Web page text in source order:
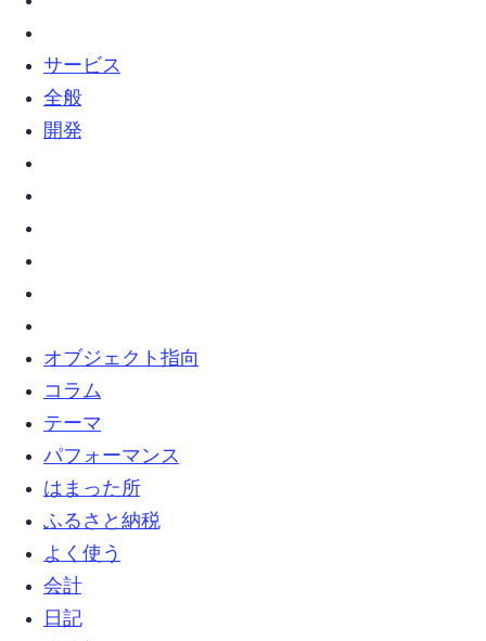
webサービス (2)
web全般 (5)
Web開発 (2)
オブジェクト指向 (5)
コラム (8)
テーマ (4)
パフォーマンス (1)
はまった所 (12)
ふるさと納税 (4)
よく使う (1)
会計 (1)
日記 (13)